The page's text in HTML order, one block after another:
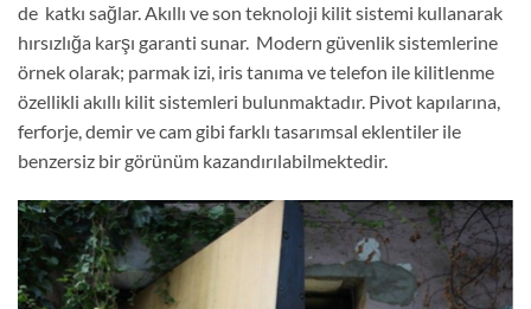
de katkı sağlar. Akıllı ve son teknoloji kilit sistemi kullanarak
hırsızlığa karşı garanti sunar. Modern güvenlik sistemlerine
örnek olarak; parmak izi, iris tanıma ve telefon ile kilitlenme
özellikli akıllı kilit sistemleri bulunmaktadır. Pivot kapılarına,
ferforje, demir ve cam gibi farklı tasarımsal eklentiler ile
benzersiz bir görünüm kazandırılabilmektedir.